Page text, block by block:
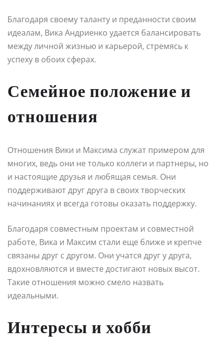
Благодаря своему таланту и преданности своим
идеалам, Вика Андриенко удается балансировать
между личной жизнью и карьерой, стремясь к
успеху в обоих сферах.
Семейное положение и
отношения
Отношения Вики и Максима служат примером для
многих, ведь они не только коллеги и партнеры, но
и настоящие друзья и любящая семья. Они
поддерживают друг друга в своих творческих
начинаниях и всегда готовы оказать поддержку.
Благодаря совместным проектам и совместной
работе, Вика и Максим стали еще ближе и крепче
связаны друг с другом. Они учатся друг у друга,
вдохновляются и вместе достигают новых высот.
Такие отношения можно смело назвать
идеальными.
Интересы и хобби